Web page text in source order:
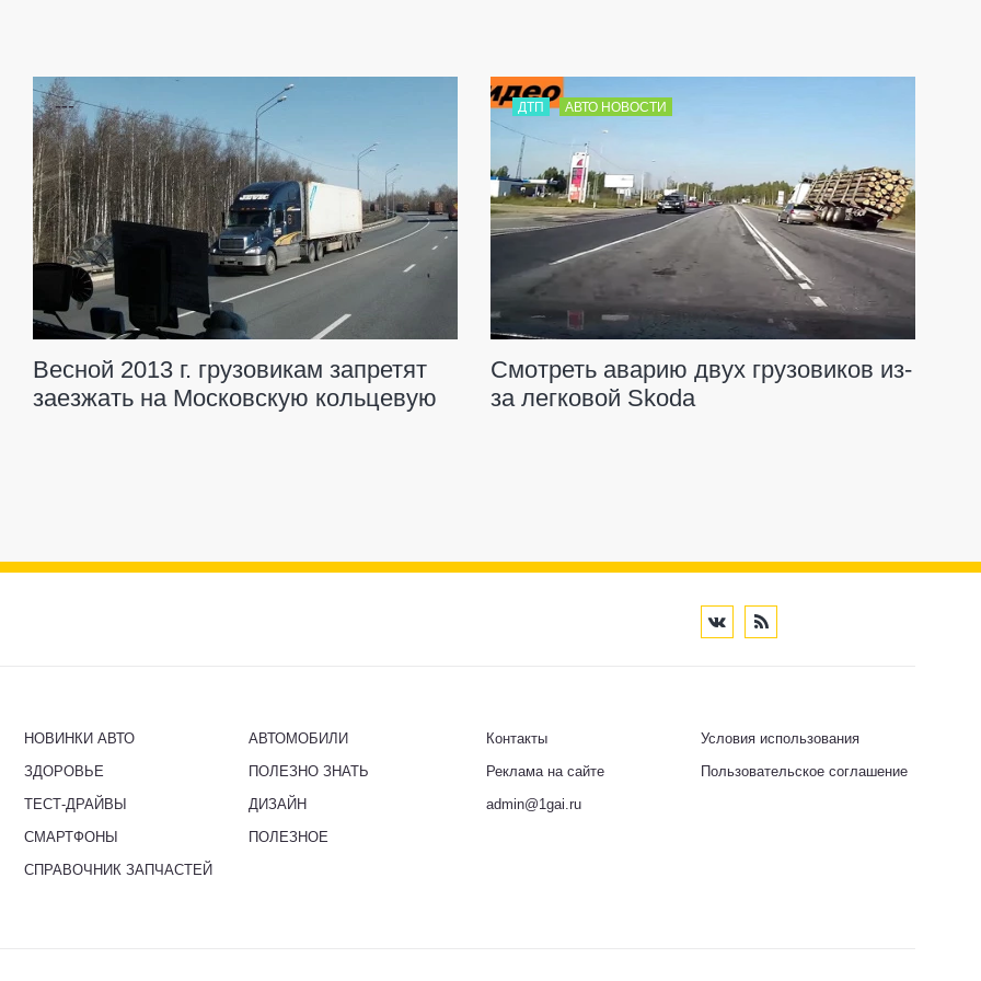
---
Весной 2013 г. грузовикам запретят
заезжать на Московскую кольцевую
ДТП АВТО НОВОСТИ
Смотреть аварию двух грузовиков из-
за легковой Skoda
НОВИНКИ АВТО
ЗДОРОВЬЕ
ТЕСТ-ДРАЙВЫ
СМАРТФОНЫ
СПРАВОЧНИК ЗАПЧАСТЕЙ
АВТОМОБИЛИ
ПОЛЕЗНО ЗНАТЬ
ДИЗАЙН
ПОЛЕЗНОЕ
Контакты
Реклама на сайте
admin@1gai.ru
Условия использования
Пользовательское соглашение